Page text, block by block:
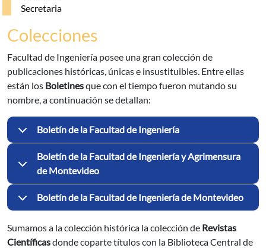
Secretaria
Colecciones
Facultad de Ingeniería posee una gran colección de
publicaciones históricas, únicas e insustituibles. Entre ellas
están los Boletinesque con el tiempo fueron mutando su
nombre, a continuación se detallan:
Boletín de la Facultad de Ingeniería
Boletín de la Facultad de Ingeniería y Agrimensura
de Montevideo
Boletín de la Facultad de Ingeniería de Montevideo
Sumamos a la colección histórica la colección de Revistas
Científicasdonde coparte títulos con la Biblioteca Central de